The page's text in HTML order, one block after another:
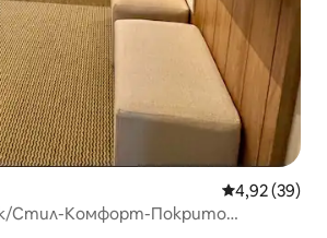
Средна
4,92 (39)
Стил-Комфорт-Покрито